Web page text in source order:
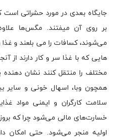
جایگاه بعدی در مورد حشراتی است
بر روی آن میفتند. مگس‌ها
می‌شوند، کسافات را می بلعند و غذا
مختلف را منتقل کنند نشان
همچون وبا، اسهال خونی و سایر
سلامت کارگران و ایمنی مواد
خسارت‌های مالی می‌شود چرا که
اولیه منجر می‌شود. حتی امکان